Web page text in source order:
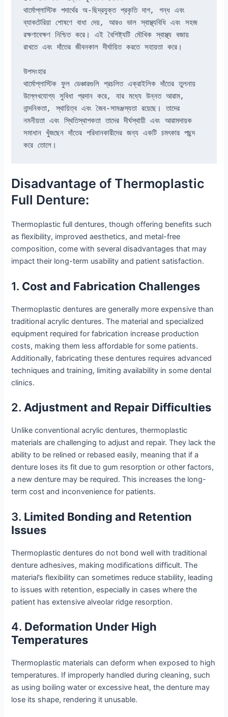
থার্মোপ্লাস্টিক পদার্থের অ-ছিদ্রযুক্ত প্রকৃতি দাগ, গন্ধ এবং
ব্যাকটেরিয়া শোষণে বাধা দেয়, আরও ভাল স্বাস্থ্যবিধি এবং সহজ
রক্ষণাবেক্ষণ নিশ্চিত করে। এই বৈশিষ্ট্যটি মৌখিক স্বাস্থ্য বজায়
রাখতে এবং দাঁতের জীবনকাল দীর্ঘায়িত করতে সহায়তা করে।
উপসংহার
থার্মোপ্লাস্টিক ফুল ডেঞ্চারগুলি প্রচলিত এক্রাইলিক দাঁতের তুলনায়
উল্লেখযোগ্য সুবিধা প্রদান করে, যার মধ্যে উন্নত আরাম,
নান্দনিকতা, স্থায়িত্ব এবং জৈব-সামঞ্জস্যতা রয়েছে। তাদের
নমনীয়তা এবং স্থিতিস্থাপকতা তাদের দীর্ঘস্থায়ী এবং আরামদায়ক
সমাধান খুঁজছেন দাঁতের পরিধানকারীদের জন্য একটি চমৎকার পছন্দ
করে তোলে।
Disadvantage of Thermoplastic
Full Denture:
Thermoplastic full dentures, though offering benefits such
as flexibility, improved aesthetics, and metal-free
composition, come with several disadvantages that may
impact their long-term usability and patient satisfaction.
1. Cost and Fabrication Challenges
Thermoplastic dentures are generally more expensive than
traditional acrylic dentures. The material and specialized
equipment required for fabrication increase production
costs, making them less affordable for some patients.
Additionally, fabricating these dentures requires advanced
techniques and training, limiting availability in some dental
clinics.
2. Adjustment and Repair Difficulties
Unlike conventional acrylic dentures, thermoplastic
materials are challenging to adjust and repair. They lack the
ability to be relined or rebased easily, meaning that if a
denture loses its fit due to gum resorption or other factors,
a new denture may be required. This increases the long-
term cost and inconvenience for patients.
3. Limited Bonding and Retention
Issues
Thermoplastic dentures do not bond well with traditional
denture adhesives, making modifications difficult. The
material’s flexibility can sometimes reduce stability, leading
to issues with retention, especially in cases where the
patient has extensive alveolar ridge resorption.
4. Deformation Under High
Temperatures
Thermoplastic materials can deform when exposed to high
temperatures. If improperly handled during cleaning, such
as using boiling water or excessive heat, the denture may
lose its shape, rendering it unusable.